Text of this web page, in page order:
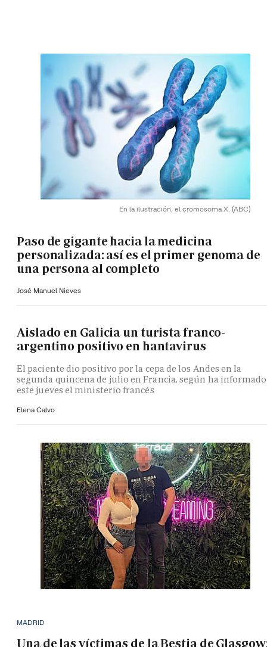
En la ilustración, el cromosoma X. (ABC)
Paso de gigante hacia la medicina
personalizada: así es el primer genoma de
una persona al completo
José Manuel Nieves
Aislado en Galicia un turista franco-
argentino positivo en hantavirus
El paciente dio positivo por la cepa de los Andes en la
segunda quincena de julio en Francia, según ha informado
este jueves el ministerio francés
Elena Calvo
MADRID
Una de las víctimas de la Bestia de